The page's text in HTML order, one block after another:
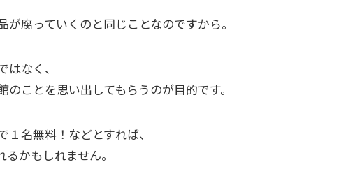
が腐っていくのと同じことなのですから。
なく、
ことを思い出してもらうのが目的です。
名無料！などとすれば、
かもしれません。